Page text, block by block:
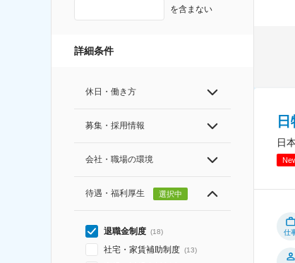
を含まない
詳細条件
休日・働き方
募集・採用情報
会社・職場の環境
待遇・福利厚生 選択中
退職金制度 (18)
社宅・家賃補助制度 (13)
日
仕